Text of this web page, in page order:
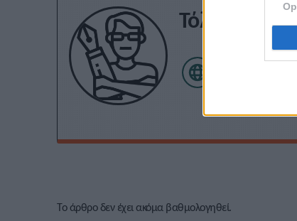
Τόλης
Το άρθρο δεν έχει ακόμα βαθμολογηθεί.